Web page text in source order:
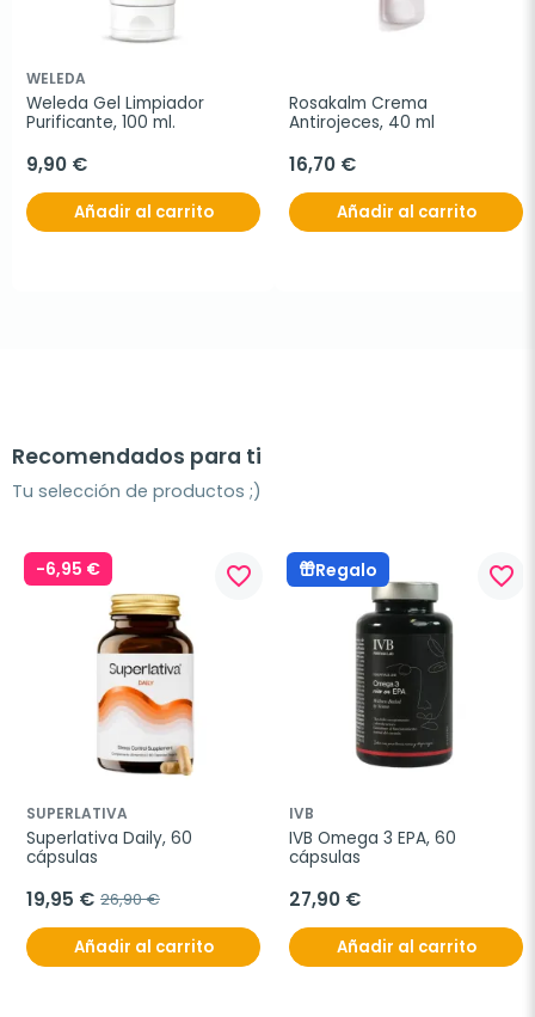
WELEDA
Weleda Gel Limpiador
Purificante, 100 ml.
9,90 €
Añadir al carrito
Rosakalm Crema
Antirojeces, 40 ml
16,70 €
Añadir al carrito
Recomendados para ti
Tu selección de productos ;)
-6,95 € favorite_border
SUPERLATIVA
Superlativa Daily, 60
cápsulas
19,95 € 26,90 €
Añadir al carrito
Regalo favorite_border
IVB
IVB Omega 3 EPA, 60
cápsulas
27,90 €
Añadir al carrito